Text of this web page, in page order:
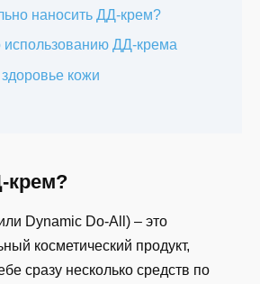
наносить ДД-крем?
ДД-крема
кожи
крем?
Dynamic Do-All) – это
косметический продукт,
сразу несколько средств по